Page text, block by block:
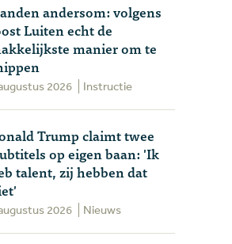
andersom: volgens
Luiten echt de
manier om te
2026 Instructie
Trump claimt twee
op eigen baan: 'Ik
talent, zij hebben dat
2026 Nieuws